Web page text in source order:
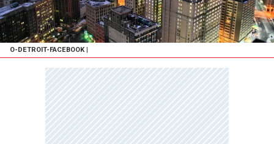
O-DETROIT-FACEBOOK|